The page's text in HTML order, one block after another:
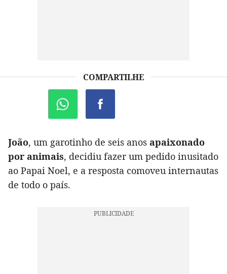
COMPARTILHE
João, um garotinho de seis anos apaixonado
por animais, decidiu fazer um pedido inusitado
ao Papai Noel, e a resposta comoveu internautas
de todo o país.